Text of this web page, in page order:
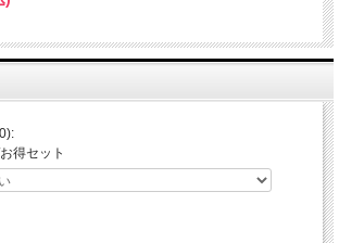
ードリセット
ルスイッチ（テールキャップ部）
全押しすると、ライトが点灯します。
押しすると、ライトが消灯します。
態で、「半押し」でHigh＞Middle＞Low＞SOS＞Strobe
にしても、20秒経過するとリセットされ、再度ONす
ら点灯します。
得セット